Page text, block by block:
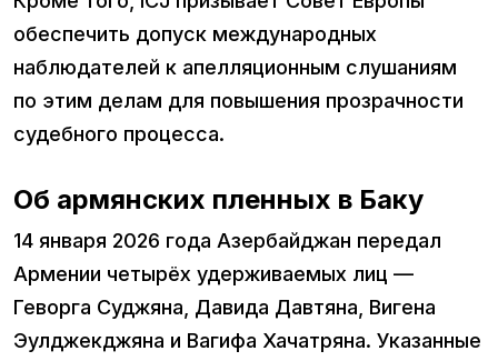
обеспечить допуск международных
наблюдателей к апелляционным слушаниям
по этим делам для повышения прозрачности
судебного процесса.
Об армянских пленных в Баку
14 января 2026 года Азербайджан передал
Армении четырёх удерживаемых лиц —
Геворга Суджяна, Давида Давтяна, Вигена
Эулджекджяна и Вагифа Хачатряна. Указанные